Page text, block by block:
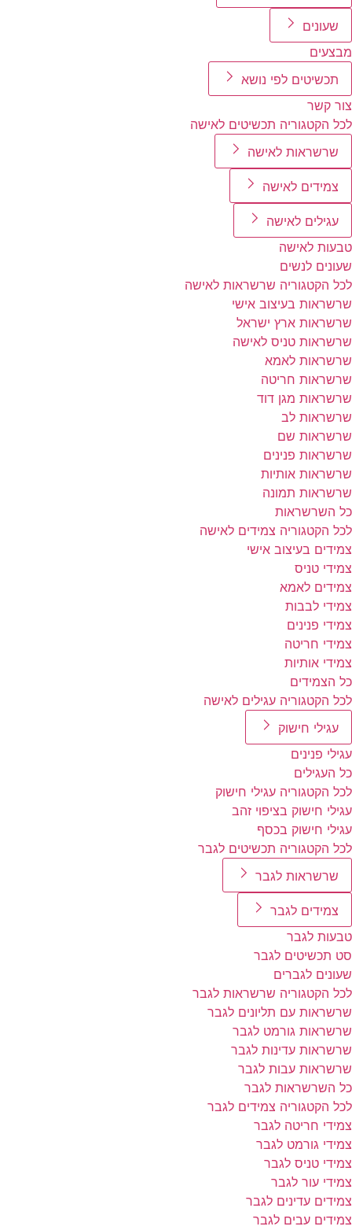
שעונים
מבצעים
תכשיטים לפי נושא
צור קשר
לכל הקטגוריה תכשיטים לאישה
שרשראות לאישה
צמידים לאישה
עגילים לאישה
טבעות לאישה
שעונים לנשים
לכל הקטגוריה שרשראות לאישה
שרשראות בעיצוב אישי
שרשראות ארץ ישראל
שרשראות טניס לאישה
שרשראות לאמא
שרשראות חריטה
שרשראות מגן דוד
שרשראות לב
שרשראות שם
שרשראות פנינים
שרשראות אותיות
שרשראות תמונה
כל השרשראות
לכל הקטגוריה צמידים לאישה
צמידים בעיצוב אישי
צמידי טניס
צמידים לאמא
צמידי לבבות
צמידי פנינים
צמידי חריטה
צמידי אותיות
כל הצמידים
לכל הקטגוריה עגילים לאישה
עגילי חישוק
עגילי פנינים
כל העגילים
לכל הקטגוריה עגילי חישוק
עגילי חישוק בציפוי זהב
עגילי חישוק בכסף
לכל הקטגוריה תכשיטים לגבר
שרשראות לגבר
צמידים לגבר
טבעות לגבר
סט תכשיטים לגבר
שעונים לגברים
לכל הקטגוריה שרשראות לגבר
שרשראות עם תליונים לגבר
שרשראות גורמט לגבר
שרשראות עדינות לגבר
שרשראות עבות לגבר
כל השרשראות לגבר
לכל הקטגוריה צמידים לגבר
צמידי חריטה לגבר
צמידי גורמט לגבר
צמידי טניס לגבר
צמידי עור לגבר
צמידים עדינים לגבר
צמידים עבים לגבר